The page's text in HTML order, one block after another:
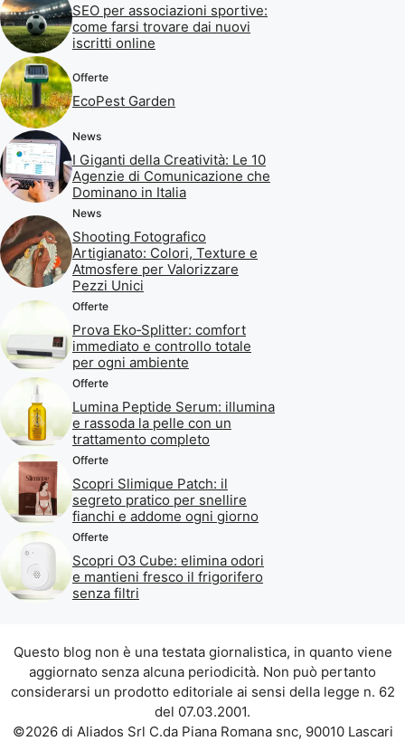
SEO per associazioni sportive:
come farsi trovare dai nuovi
iscritti online
Offerte
EcoPest Garden
News
I Giganti della Creatività: Le 10
Agenzie di Comunicazione che
Dominano in Italia
News
Shooting Fotografico
Artigianato: Colori, Texture e
Atmosfere per Valorizzare
Pezzi Unici
Offerte
Prova Eko‑Splitter: comfort
immediato e controllo totale
per ogni ambiente
Offerte
Lumina Peptide Serum: illumina
e rassoda la pelle con un
trattamento completo
Offerte
Scopri Slimique Patch: il
segreto pratico per snellire
fianchi e addome ogni giorno
Offerte
Scopri O3 Cube: elimina odori
e mantieni fresco il frigorifero
senza filtri
Questo blog non è una testata giornalistica, in quanto viene
aggiornato senza alcuna periodicità. Non può pertanto
considerarsi un prodotto editoriale ai sensi della legge n. 62
del 07.03.2001.
©2026 di Aliados Srl C.da Piana Romana snc, 90010 Lascari